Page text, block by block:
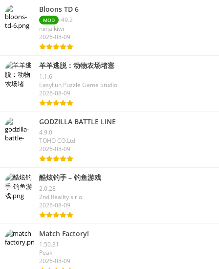
Bloons TD 6
MOD
49.2
ninja kiwi
2026-08-09
羊羊逃脱：动物农场堵塞
1.1.6
EasyFun Puzzle Game Studio
2026-08-09
GODZILLA BATTLE LINE
4.9.0
TOHO CO.Ltd
2026-08-09
酷炫钓手 – 钓鱼游戏
2.0.28
2nd Reality s.r.o.
2026-08-09
Match Factory!
1.50.81
Peak
2026-08-09